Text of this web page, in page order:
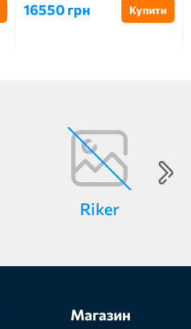
16550 грн Купити
Riker
Магазин